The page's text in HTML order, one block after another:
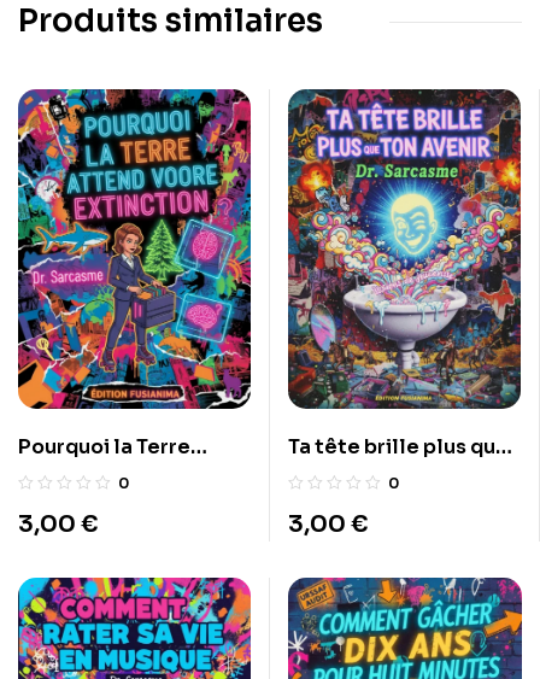
Produits similaires
Pourquoi la Terre
attend votre
0
3,00 €
Ta tête brille plus que
ton avenir0
3,00 €